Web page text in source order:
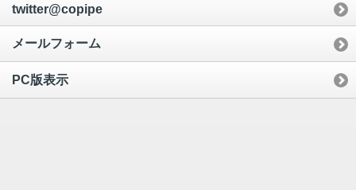
twitter@copipe
メールフォーム
PC版表示